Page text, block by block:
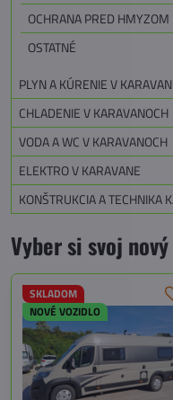
OCHRANA PRED HMYZOM
OSTATNÉ
PLYN A KÚRENIE V
CHLADENIE V KARAVANOCH
VODA A WC V KARAVANOCH
ELEKTRO V KARAVANE
KONŠTRUKCIA A TECHNIKA
Vyber si svoj
SKLADOM
NOVÉ VOZIDLO